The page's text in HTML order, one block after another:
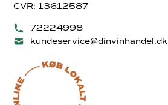
CVR: 13612587
72224998
kundeservice@dinvinhandel.dk